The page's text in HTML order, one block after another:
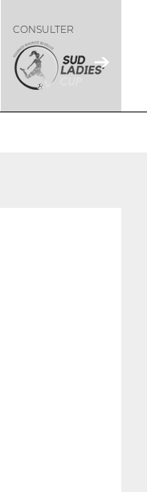
CONSULTER